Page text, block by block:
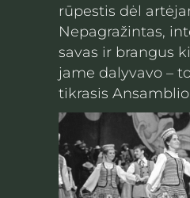
rūpestis dėl
Nepagražintas,
savas ir brangus
jame dalyvavo –
tikrasis